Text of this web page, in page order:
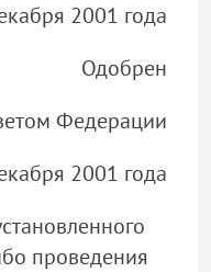
2001 года
Одобрен
Федерации
2001 года
проведения